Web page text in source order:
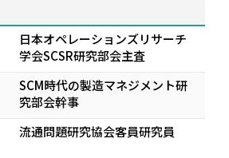
日本オペレーションズリサーチ
学会SCSR研究部会主査
SCM時代の製造マネジメント研
究部会幹事
流通問題研究協会客員研究員